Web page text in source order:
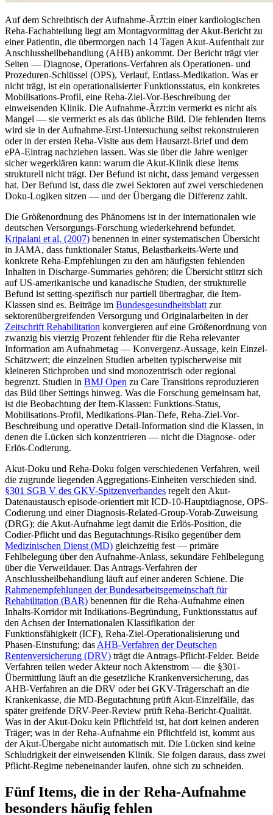
Auf dem Schreibtisch der Aufnahme-Ärzt:in einer kardiologischen
Reha-Fachabteilung liegt am Montagvormittag der Akut-Bericht zu
einer Patientin, die übermorgen nach 14 Tagen Akut-Aufenthalt zur
Anschlussheilbehandlung (AHB) ankommt. Der Bericht trägt vier
Seiten — Diagnose, Operations-Verfahren als Operationen- und
Prozeduren-Schlüssel (OPS), Verlauf, Entlass-Medikation. Was er
nicht trägt, ist ein operationalisierter Funktionsstatus, ein konkretes
Mobilisations-Profil, eine Reha-Ziel-Vor-Beschreibung der
einweisenden Klinik. Die Aufnahme-Ärzt:in vermerkt es nicht als
Mangel — sie vermerkt es als das übliche Bild. Die fehlenden Items
wird sie in der Aufnahme-Erst-Untersuchung selbst rekonstruieren
oder in der ersten Reha-Visite aus dem Hausarzt-Brief und dem
ePA-Eintrag nachziehen lassen. Was sie über die Jahre weniger
sicher wegerklären kann: warum die Akut-Klinik diese Items
strukturell nicht trägt. Der Befund ist nicht, dass jemand vergessen
hat. Der Befund ist, dass die zwei Sektoren auf zwei verschiedenen
Doku-Logiken sitzen — und der Übergang die Differenz zahlt.
Die Größenordnung des Phänomens ist in der internationalen wie
deutschen Versorgungs-Forschung wiederkehrend befundet.
Kripalani et al. (2007) benennen in einer systematischen Übersicht
in JAMA, dass funktionaler Status, Belastbarkeits-Werte und
konkrete Reha-Empfehlungen zu den am häufigsten fehlenden
Inhalten in Discharge-Summaries gehören; die Übersicht stützt sich
auf US-amerikanische und kanadische Studien, der strukturelle
Befund ist setting-spezifisch nur partiell übertragbar, die Item-
Klassen sind es. Beiträge im Bundesgesundheitsblatt zur
sektorenübergreifenden Versorgung und Originalarbeiten in der
Zeitschrift Rehabilitation konvergieren auf eine Größenordnung von
zwanzig bis vierzig Prozent fehlender für die Reha relevanter
Information am Aufnahmetag — Konvergenz-Aussage, kein Einzel-
Schätzwert; die einzelnen Studien arbeiten typischerweise mit
kleineren Stichproben und sind monozentrisch oder regional
begrenzt. Studien in BMJ Open zu Care Transitions reproduzieren
das Bild über Settings hinweg. Was die Forschung gemeinsam hat,
ist die Beobachtung der Item-Klassen: Funktions-Status,
Mobilisations-Profil, Medikations-Plan-Tiefe, Reha-Ziel-Vor-
Beschreibung und operative Detail-Information sind die Klassen, in
denen die Lücken sich konzentrieren — nicht die Diagnose- oder
Erlös-Codierung.
Akut-Doku und Reha-Doku folgen verschiedenen Verfahren, weil
die zugrunde liegenden Aggregations-Einheiten verschieden sind.
§301 SGB V des GKV-Spitzenverbandes regelt den Akut-
Datenaustausch episode-orientiert mit ICD-10-Hauptdiagnose, OPS-
Codierung und einer Diagnosis-Related-Group-Vorab-Zuweisung
(DRG); die Akut-Aufnahme legt damit die Erlös-Position, die
Codier-Pflicht und das Begutachtungs-Risiko gegenüber dem
Medizinischen Dienst (MD) gleichzeitig fest — primäre
Fehlbelegung über den Aufnahme-Anlass, sekundäre Fehlbelegung
über die Verweildauer. Das Antrags-Verfahren der
Anschlussheilbehandlung läuft auf einer anderen Schiene. Die
Rahmenempfehlungen der Bundesarbeitsgemeinschaft für
Rehabilitation (BAR) benennen für die Reha-Aufnahme einen
Inhalts-Korridor mit Indikations-Begründung, Funktionsstatus auf
den Achsen der Internationalen Klassifikation der
Funktionsfähigkeit (ICF), Reha-Ziel-Operationalisierung und
Phasen-Einstufung; das AHB-Verfahren der Deutschen
Rentenversicherung (DRV) trägt die Antrags-Pflicht-Felder. Beide
Verfahren teilen weder Akteur noch Aktenstrom — die §301-
Übermittlung läuft an die gesetzliche Krankenversicherung, das
AHB-Verfahren an die DRV oder bei GKV-Trägerschaft an die
Krankenkasse, die MD-Begutachtung prüft Akut-Einzelfälle, das
später greifende DRV-Peer-Review prüft Reha-Bericht-Qualität.
Was in der Akut-Doku kein Pflichtfeld ist, hat dort keinen anderen
Träger; was in der Reha-Aufnahme ein Pflichtfeld ist, kommt aus
der Akut-Übergabe nicht automatisch mit. Die Lücken sind keine
Schludrigkeit der einweisenden Klinik. Sie folgen daraus, dass zwei
Pflicht-Regime nebeneinander laufen, ohne sich zu schneiden.
Fünf Items, die in der Reha-Aufnahme
besonders häufig fehlen